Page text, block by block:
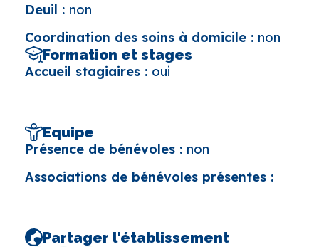
Deuil : non
Coordination des soins à domicile : non
Formation et stages
Accueil stagiaires : oui
Equipe
Présence de bénévoles : non
Associations de bénévoles présentes :
Partager l'établissement